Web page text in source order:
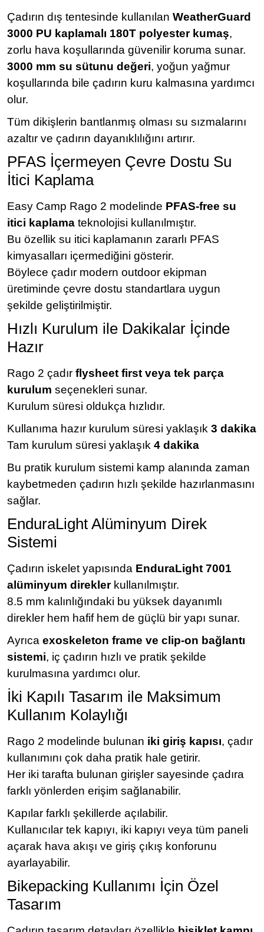
Çadırın dış tentesinde kullanılan WeatherGuard
3000 PU kaplamalı 180T polyester kumaş,
zorlu hava koşullarında güvenilir koruma sunar.
3000 mm su sütunu değeri, yoğun yağmur
koşullarında bile çadırın kuru kalmasına yardımcı
olur.
Tüm dikişlerin bantlanmış olması su sızmalarını
azaltır ve çadırın dayanıklılığını artırır.
PFAS İçermeyen Çevre Dostu Su
İtici Kaplama
Easy Camp Rago 2 modelinde PFAS-free su
itici kaplama teknolojisi kullanılmıştır.
Bu özellik su itici kaplamanın zararlı PFAS
kimyasalları içermediğini gösterir.
Böylece çadır modern outdoor ekipman
üretiminde çevre dostu standartlara uygun
şekilde geliştirilmiştir.
Hızlı Kurulum ile Dakikalar İçinde
Hazır
Rago 2 çadır flysheet first veya tek parça
kurulum seçenekleri sunar.
Kurulum süresi oldukça hızlıdır.
Kullanıma hazır kurulum süresi yaklaşık 3 dakika
Tam kurulum süresi yaklaşık 4 dakika
Bu pratik kurulum sistemi kamp alanında zaman
kaybetmeden çadırın hızlı şekilde hazırlanmasını
sağlar.
EnduraLight Alüminyum Direk
Sistemi
Çadırın iskelet yapısında EnduraLight 7001
alüminyum direklerkullanılmıştır.
8.5 mm kalınlığındaki bu yüksek dayanımlı
direkler hem hafif hem de güçlü bir yapı sunar.
Ayrıca exoskeleton frame ve clip-on bağlantı
sistemi, iç çadırın hızlı ve pratik şekilde
kurulmasına yardımcı olur.
İki Kapılı Tasarım ile Maksimum
Kullanım Kolaylığı
Rago 2 modelinde bulunan iki giriş kapısı, çadır
kullanımını çok daha pratik hale getirir.
Her iki tarafta bulunan girişler sayesinde çadıra
farklı yönlerden erişim sağlanabilir.
Kapılar farklı şekillerde açılabilir.
Kullanıcılar tek kapıyı, iki kapıyı veya tüm paneli
açarak hava akışı ve giriş çıkış konforunu
ayarlayabilir.
Bikepacking Kullanımı İçin Özel
Tasarım